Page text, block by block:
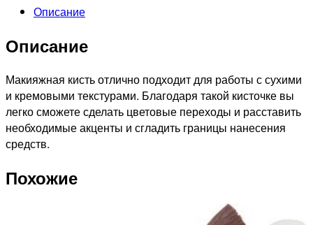
нанесения
Описание
Описание
Макияжная кисть отлично подходит для работы с сухими
и кремовыми текстурами. Благодаря такой кисточке вы
легко сможете сделать цветовые переходы и расставить
необходимые акценты и сгладить границы нанесения
средств.
Похожие